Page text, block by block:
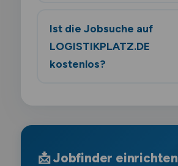
Ist die Jobsuche auf
LOGISTIKPLATZ.DE
kostenlos?
📩 Jobfinder einrichten